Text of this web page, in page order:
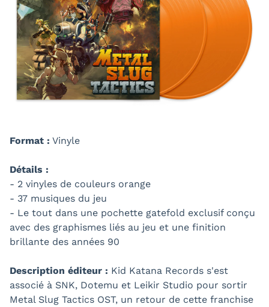
Format : Vinyle
Détails :
- 2 vinyles de couleurs orange
- 37 musiques du jeu
- Le tout dans une pochette gatefold exclusif conçu
avec des graphismes liés au jeu et une finition
brillante des années 90
Description éditeur : Kid Katana Records s'est
associé à SNK, Dotemu et Leikir Studio pour sortir
Metal Slug Tactics OST, un retour de cette franchise